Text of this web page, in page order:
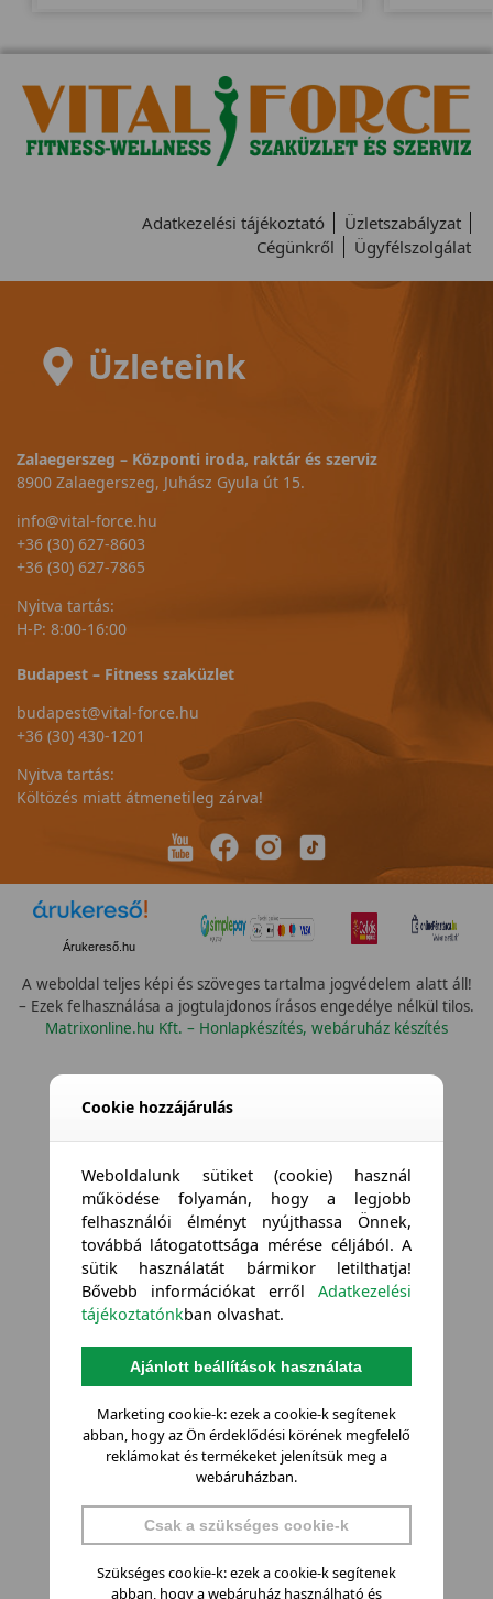
Adatkezelési tájékoztató
Üzletszabályzat
Cégünkről
Ügyfélszolgálat
Üzleteink
Zalaegerszeg – Központi iroda, raktár és szerviz
8900 Zalaegerszeg, Juhász Gyula út 15.
info@vital-force.hu
+36 (30) 627-8603
+36 (30) 627-7865
Nyitva tartás:
H-P: 8:00-16:00
Budapest – Fitness szaküzlet
budapest@vital-force.hu
+36 (30) 430-1201
Nyitva tartás:
Költözés miatt átmenetileg zárva!
Árukereső.hu
A weboldal teljes képi és szöveges tartalma jogvédelem alatt áll!
– Ezek felhasználása a jogtulajdonos írásos engedélye nélkül tilos.
Matrixonline.hu Kft. – Honlapkészítés, webáruház készítés
Cookie hozzájárulás
Weboldalunk sütiket (cookie) használ
működése folyamán, hogy a legjobb
felhasználói élményt nyújthassa Önnek,
továbbá látogatottsága mérése céljából. A
sütik használatát bármikor letilthatja!
Bővebb információkat errőlAdatkezelési
tájékoztatónkban olvashat.
Ajánlott beállítások használata
Marketing cookie-k: ezek a cookie-k segítenek
abban, hogy az Ön érdeklődési körének megfelelő
reklámokat és termékeket jelenítsük meg a
webáruházban.
Csak a szükséges cookie-k
Szükséges cookie-k: ezek a cookie-k segítenek
abban, hogy a webáruház használható és